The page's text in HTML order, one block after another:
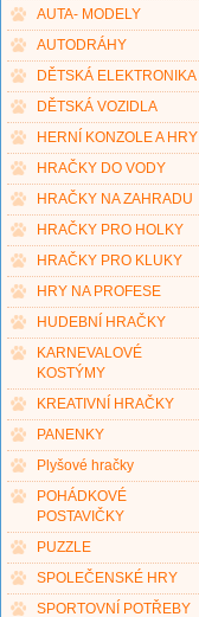
AUTA- MODELY
AUTODRÁHY
DĚTSKÁ ELEKTRONIKA
DĚTSKÁ VOZIDLA
HERNÍ KONZOLE A HRY
HRAČKY DO VODY
HRAČKY NA ZAHRADU
HRAČKY PRO HOLKY
HRAČKY PRO KLUKY
HRY NA PROFESE
HUDEBNÍ HRAČKY
KARNEVALOVÉ
KOSTÝMY
KREATIVNÍ HRAČKY
PANENKY
Plyšové hračky
POHÁDKOVÉ
POSTAVIČKY
PUZZLE
SPOLEČENSKÉ HRY
SPORTOVNÍ POTŘEBY